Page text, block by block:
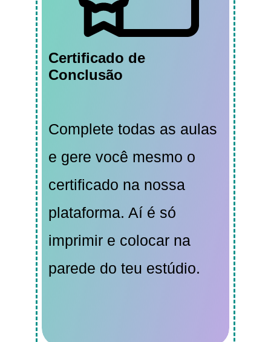
Certificado de
Conclusão
Complete todas as aulas
e gere você mesmo o
certificado na nossa
plataforma. Aí é só
imprimir e colocar na
parede do teu estúdio.